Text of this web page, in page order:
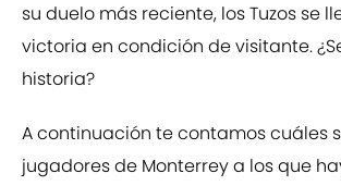
su duelo más reciente, los Tuzos se
victoria en condición de visitante.
historia?
A continuación te contamos cuáles
jugadores de Monterrey a los que